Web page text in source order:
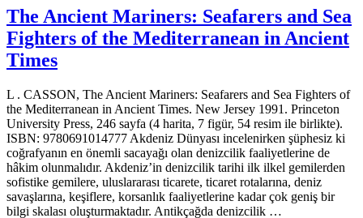
The Ancient Mariners: Seafarers and Sea
Fighters of the Mediterranean in Ancient
Times
L . CASSON, The Ancient Mariners: Seafarers and Sea Fighters of
the Mediterranean in Ancient Times. New Jersey 1991. Prin­ceton
University Press, 246 sayfa (4 harita, 7 figür, 54 resim ile birlikte).
ISBN: 9780691014777 Akdeniz Dünyası incelenirken şüphesiz ki
coğrafyanın en önemli sacayağı olan denizcilik faaliyetlerine de
hâkim olunmalıdır. Akdeniz’in denizcilik tarihi ilk ilkel gemilerden
sofistike gemilere, uluslararası ticarete, ticaret rotalarına, deniz
savaşlarına, keşiflere, korsanlık faaliyetlerine kadar çok geniş bir
bilgi skalası oluşturmaktadır. Antikçağda denizcilik …